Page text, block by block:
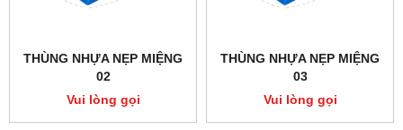
THÙNG NHỰA NẸP MIỆNG
02
Vui lòng gọi
THÙNG NHỰA NẸP MIỆNG
03
Vui lòng gọi